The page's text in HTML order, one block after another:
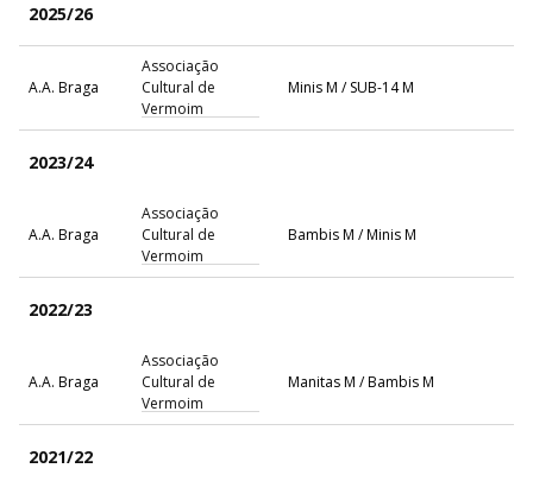
2025/26
A.A. Braga
Associação
Cultural de
Vermoim
Minis M / SUB-14 M
2023/24
A.A. Braga
Associação
Cultural de
Vermoim
Bambis M / Minis M
2022/23
A.A. Braga
Associação
Cultural de
Vermoim
Manitas M / Bambis M
2021/22